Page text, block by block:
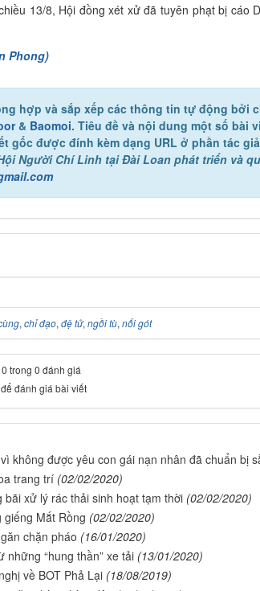
13/8, Hội đồng xét xử đã tuyên phạt bị cáo
Phong)
hợp và sắp xếp các thông tin tự động bởi
& Baomoi. Tiêu đề và nội dung một số bài
gốc được đính kèm dạng URL ở phần tác
Người Chí Linh tại Đài Loan phát triển và
, chỉ đạo, đệ tử, ngồi tù, nối gót
trong 0 đánh giá
đánh giá bài viết
không được yêu con gái nạn nhân đã chuẩn bị
trang trí (02/02/2020)
bãi xử lý rác thải sinh hoạt tạm thời (02/02/2020)
giếng Mắt Rồng (02/02/2020)
chặn pháo (16/01/2020)
những “hung thần” xe tải (13/01/2020)
về BOT Phả Lại (18/08/2019)